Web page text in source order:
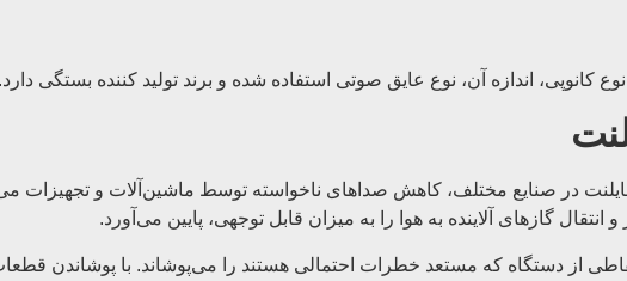
کانوپی، اندازه آن، نوع عایق صوتی استفاده شده و برند تولید کننده بستگی دارد.
در صنایع مختلف، کاهش صداهای ناخواسته توسط ماشین‌آلات و تجهیزات
گازهای آلاینده به هوا را به میزان قابل توجهی، پایین می‌آورد.
از دستگاه که مستعد خطرات احتمالی هستند را می‌پوشاند. با پوشاندن